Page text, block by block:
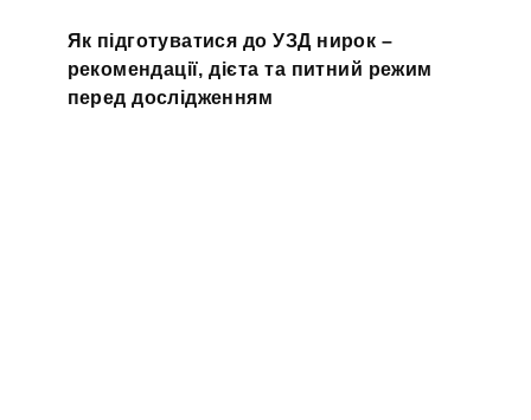
Як підготуватися до УЗД нирок –
рекомендації, дієта та питний режим
перед дослідженням